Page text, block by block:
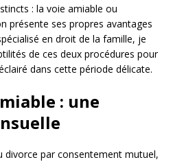
: la voie amiable ou
présente ses propres avantages
en droit de la famille, je
de ces deux procédures pour
dans cette période délicate.
: une
divorce par consentement mutuel,